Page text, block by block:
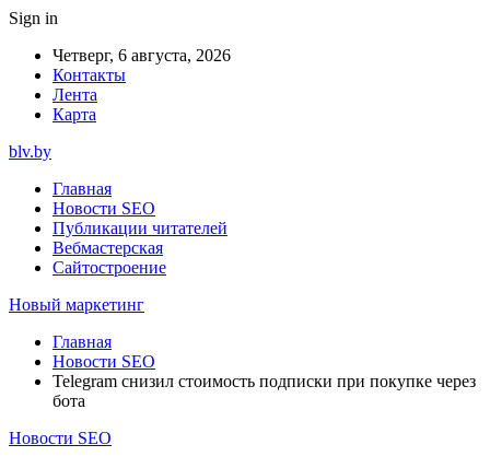
Sign in
Четверг, 6 августа, 2026
Контакты
Лента
Карта
blv.by
Главная
Новости SEO
Публикации читателей
Вебмастерская
Сайтостроение
Новый маркетинг
Главная
Новости SEO
Telegram снизил стоимость подписки при покупке через
бота
Новости SEO